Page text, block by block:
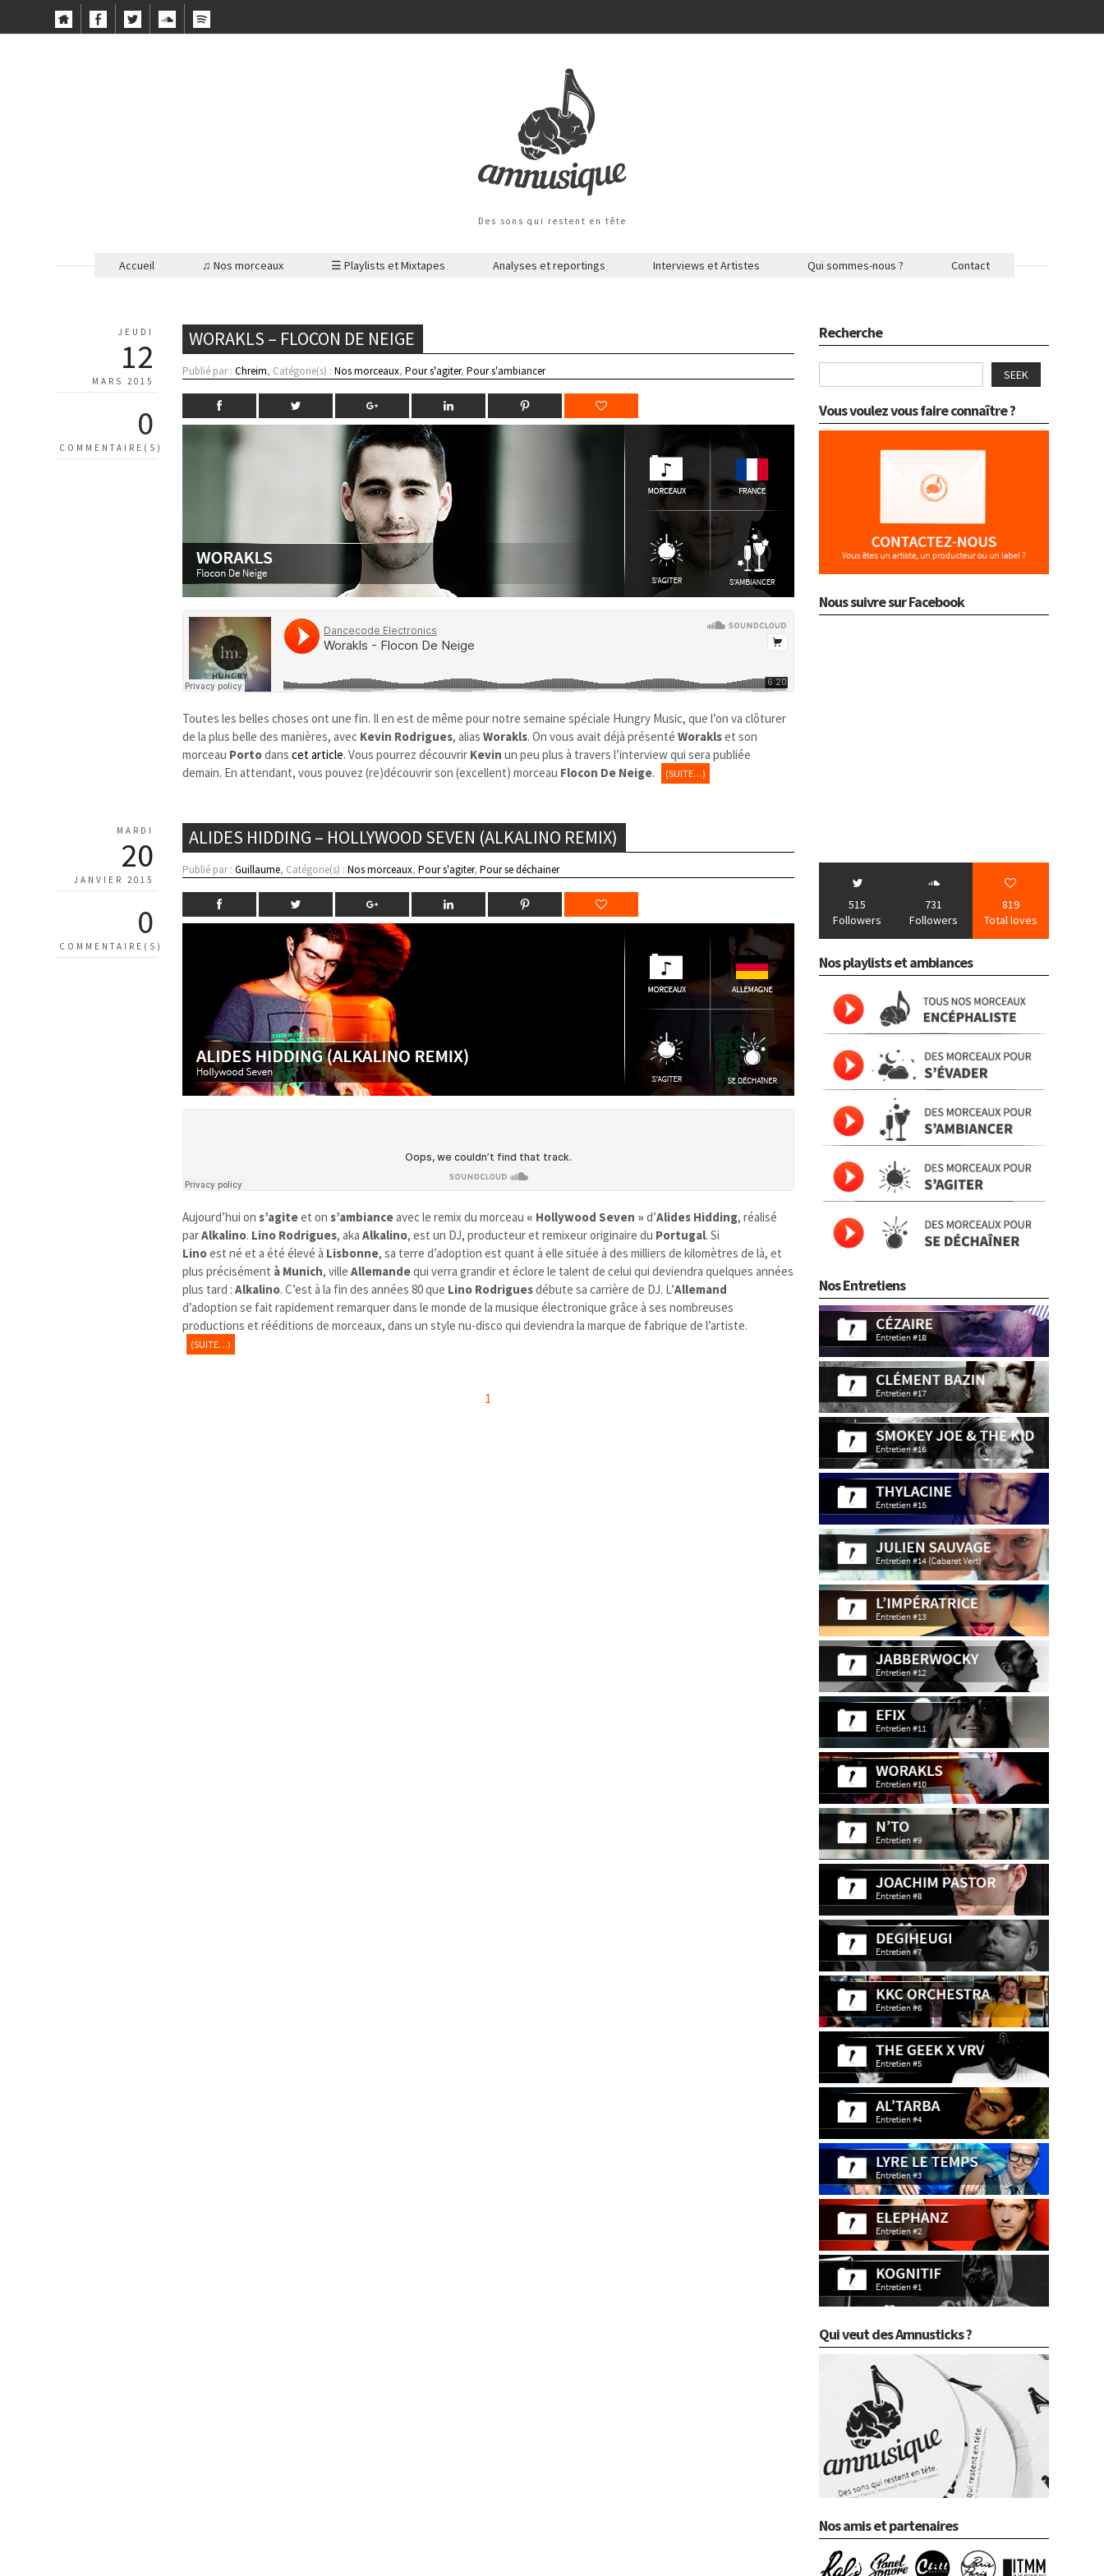
Des sons qui restent en tête
Accueil ♫ Nos morceaux ☰ Playlists et Mixtapes Analyses et reportings Interviews et Artistes Qui sommes-nous ? Contact
JEUDI
12
MARS 2015
0
COMMENTAIRE(S)
WORAKLS – FLOCON DE NEIGE
Publié par :Chreim, Catégorie(s) :Nos morceaux,Pour s'agiter,Pour s'ambiancer
Toutes les belles choses ont une fin. Il en est de même pour notre semaine spéciale Hungry Music, que l’on va clôturer
de la plus belle des manières, avec Kevin Rodrigues, aliasWorakls. On vous avait déjà présentéWoraklset son
morceau Portodanscet article. Vous pourrez découvrir Kevin un peu plus à travers l’interview qui sera publiée
demain. En attendant, vous pouvez (re)découvrir son (excellent) morceau Flocon De Neige. (SUITE…)
MARDI
20
JANVIER 2015
0
COMMENTAIRE(S)
ALIDES HIDDING – HOLLYWOOD SEVEN (ALKALINO REMIX)
Publié par :Guillaume, Catégorie(s) :Nos morceaux,Pour s'agiter,Pour se déchainer
Aujourd’hui ons’agiteet ons’ambianceavec le remix du morceau « Hollywood Seven » d’Alides Hidding, réalisé
parAlkalino. Lino Rodrigues, akaAlkalino, est un DJ, producteur et remixeur originaire du Portugal. Si
Linoest né et a été élevé à Lisbonne, sa terre d’adoption est quant à elle située à des milliers de kilomètres de là, et
plus précisément à Munich, ville Allemandequi verra grandir et éclore le talent de celui qui deviendra quelques années
plus tard :Alkalino. C’est à la fin des années 80 que Lino Rodriguesdébute sa carrière de DJ. L’Allemand
d’adoption se fait rapidement remarquer dans le monde de la musique électronique grâce à ses nombreuses
productions et rééditions de morceaux, dans un style nu-disco qui deviendra la marque de fabrique de l’artiste.
(SUITE…)
1
Recherche
SEEK
Vous voulez vous faire connaître ?
Nous suivre sur Facebook
515
Followers
731
Followers
819
Total loves
Nos playlists et ambiances
Nos Entretiens
Qui veut des Amnusticks ?
Nos amis et partenaires